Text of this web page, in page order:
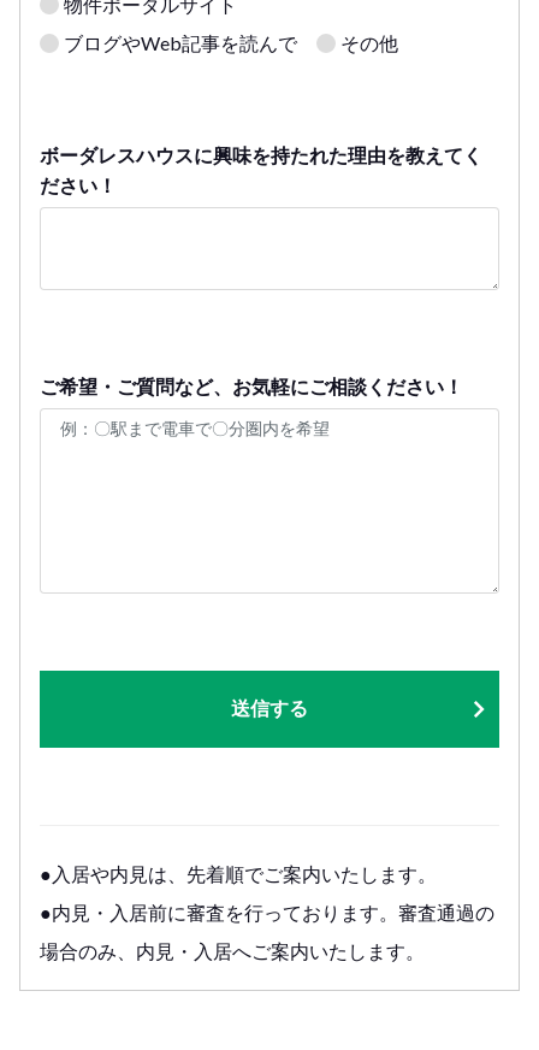
ブログやWeb記事を読んで
その他
ボーダレスハウスに興味を持たれた理由を教えてく
ださい！
ご希望・ご質問など、お気軽にご相談ください！
送信する
●入居や内見は、先着順でご案内いたします。
●内見・入居前に審査を行っております。審査通過の
場合のみ、内見・入居へご案内いたします。